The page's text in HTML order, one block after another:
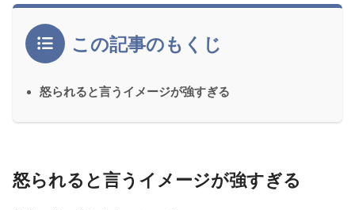
この記事のもくじ
怒られると言うイメージが強すぎる
怒られると言うイメージが強すぎる